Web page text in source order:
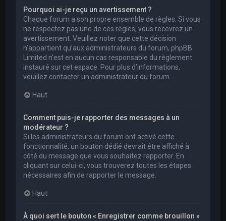
Pourquoi ai-je reçu un avertissement ?
Chaque forum a son propre ensemble de règles. Si vous
ne respectez pas une de ces règles, vous recevrez un
avertissement. Veuillez noter que cette décision
n’appartient qu’aux administrateurs du forum, phpBB
Limited n’est en aucun cas responsable du règlement
instauré sur cet espace. Pour plus d’informations,
veuillez contacter un administrateur du forum.
Haut
Comment puis-je rapporter des messages à un
modérateur ?
Si les administrateurs du forum ont activé cette
fonctionnalité, un bouton dédié devrait être affiché à
côté du message que vous souhaitez rapporter. En
cliquant sur celui-ci, vous trouverez toutes les étapes
nécessaires afin de rapporter le message.
Haut
À quoi sert le bouton « Enregistrer comme brouillon »